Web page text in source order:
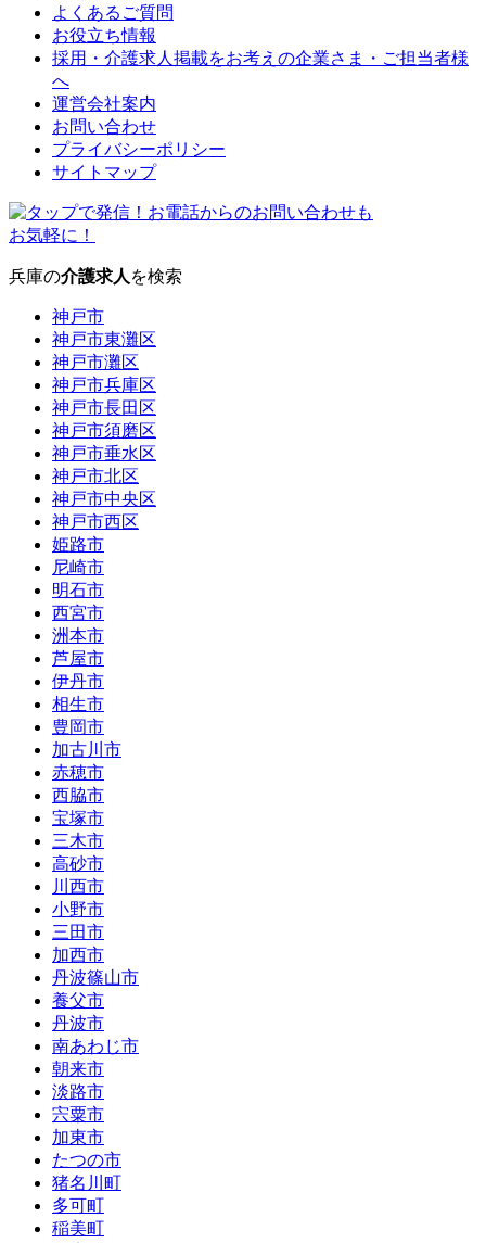
よくあるご質問
お役立ち情報
採用・介護求人掲載をお考えの企業さま・ご担当者様
へ
運営会社案内
お問い合わせ
プライバシーポリシー
サイトマップ
兵庫の介護求人 を検索
神戸市
神戸市東灘区
神戸市灘区
神戸市兵庫区
神戸市長田区
神戸市須磨区
神戸市垂水区
神戸市北区
神戸市中央区
神戸市西区
姫路市
尼崎市
明石市
西宮市
洲本市
芦屋市
伊丹市
相生市
豊岡市
加古川市
赤穂市
西脇市
宝塚市
三木市
高砂市
川西市
小野市
三田市
加西市
丹波篠山市
養父市
丹波市
南あわじ市
朝来市
淡路市
宍粟市
加東市
たつの市
猪名川町
多可町
稲美町